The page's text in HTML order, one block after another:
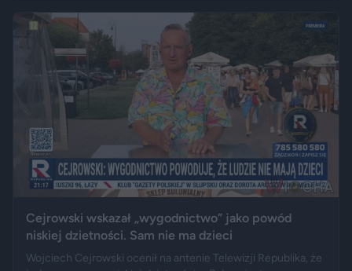
kładce, na której auto zawisło podwoziem.
Cejrowski wskazał „wygodnictwo” jako powód
niskiej dzietności. Sam nie ma dzieci
Wojciech Cejrowski ocenił na antenie Telewizji Republika, że